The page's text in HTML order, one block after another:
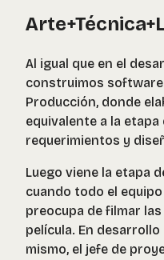
Al igual que en el
construimos software
Producción, donde
equivalente a la etapa
requerimientos y
Luego viene la etapa
cuando todo el
preocupa de filmar
película. En
mismo, el jefe de